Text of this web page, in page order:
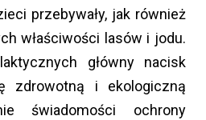
przebywały, jak również
właściwości lasów i jodu.
główny nacisk
zdrowotną i ekologiczną
świadomości ochrony